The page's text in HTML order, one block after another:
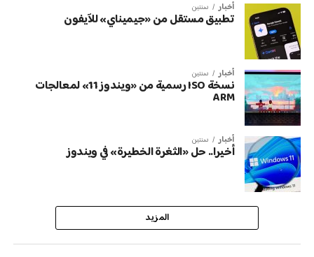
أخبار سنتين
تطبيق مستقل من «جيميناي» للآيفون
أخبار سنتين
نسخة ISO رسمية من «ويندوز 11» لمعالجات
ARM
أخبار سنتين
أخيرا.. حل «الثغرة الخطيرة» في ويندوز
المزيد